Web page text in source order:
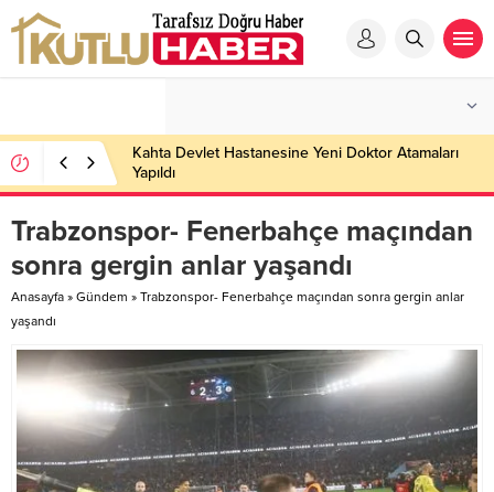
Kahta Devlet Hastanesine Yeni Doktor Atamaları
Yapıldı
Trabzonspor- Fenerbahçe maçından
sonra gergin anlar yaşandı
Anasayfa » Gündem » Trabzonspor- Fenerbahçe maçından sonra gergin anlar
yaşandı